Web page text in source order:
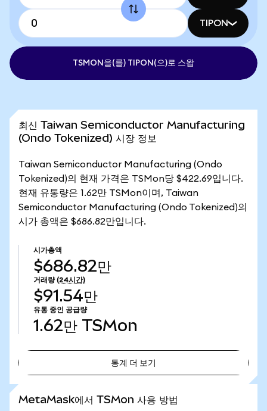
TIPON
TSMON을(를) TIPON(으)로 스왑
최신 Taiwan Semiconductor Manufacturing
(Ondo Tokenized) 시장 정보
Taiwan Semiconductor Manufacturing (Ondo
Tokenized)의 현재 가격은 TSMon당 $422.69입니다.
현재 유통량은 1.62만 TSMon이며, Taiwan
Semiconductor Manufacturing (Ondo Tokenized)의
시가 총액은 $686.82만입니다.
시가총액
$686.82만
거래량 (24시간)
$91.54만
유통 중인 공급량
1.62만 TSMon
통계 더 보기
MetaMask에서 TSMon 사용 방법